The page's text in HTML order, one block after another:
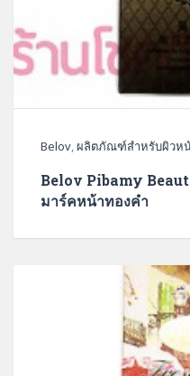
Belov,ผลิตภัณฑ์สำหรับผิวห
Belov Pibamy
มาร์คหน้าทองคำ